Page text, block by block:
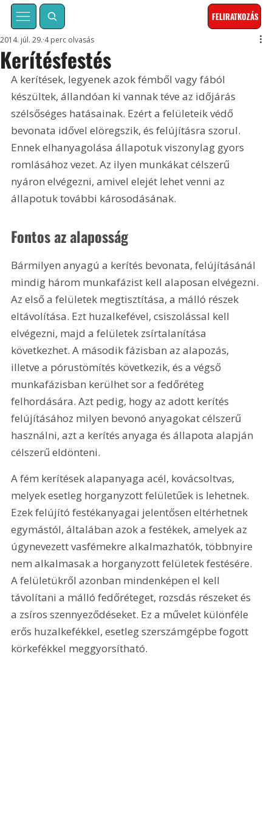
FELIRATKOZÁS
Kerítésfestés
2014. júl. 29. 4 perc olvasás
A kerítések, legyenek azok fémből vagy fából
készültek, állandóan ki vannak téve az időjárás
szélsőséges hatásainak. Ezért a felületeik védő
bevonata idővel elöregszik, és felújításra szorul.
Ennek elhanyagolása állapotuk viszonylag gyors
romlásához vezet. Az ilyen munkákat célszerű
nyáron elvégezni, amivel elejét lehet venni az
állapotuk további károsodásának.
Fontos az alaposság
Bármilyen anyagú a kerítés bevonata, felújításánál
mindig három munkafázist kell alaposan elvégezni.
Az első a felületek megtisztítása, a málló részek
eltávolítása. Ezt huzalkefével, csiszolással kell
elvégezni, majd a felületek zsírtalanítása
következhet. A második fázisban az alapozás,
illetve a pórustömítés következik, és a végső
munkafázisban kerülhet sor a fedőréteg
felhordására. Azt pedig, hogy az adott kerítés
felújításához milyen bevonó anyagokat célszerű
használni, azt a kerítés anyaga és állapota alapján
célszerű eldönteni.
A fém kerítések alapanyaga acél, ková­csoltvas,
melyek esetleg horganyzott felületűek is lehetnek.
Ezek felújító festékanyagai jelentősen eltérhetnek
egymástól, általában azok a festékek, amelyek az
úgynevezett vasfémekre alkalmazhatók, többnyire
nem alkalmasak a horganyzott felületek festésére.
A felületükről azonban mindenképen el kell
távolítani a málló fedőréteget, rozsdás részeket és
a zsíros szennyeződéseket. Ez a művelet különféle
erős huzalkefékkel, esetleg szerszámgépbe fogott
körkefékkel meggyorsítható.